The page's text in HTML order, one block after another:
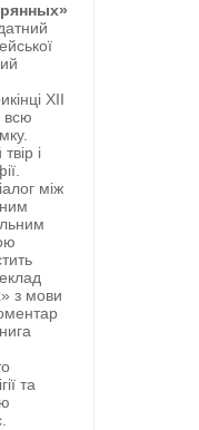
ХII
всю
і
між
з мови
та